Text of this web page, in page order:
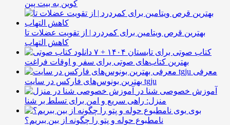
کوین به بیت پین
بهترین قرص ویتامین برای کمردرد | از تقویت عضلات تا
کاهش التهاب
۷ کتاب صوتی برای تابستان ۱۴۰۴ +
بهترین کتاب‌های صوتی برای سفر و اوقات فراغت
معرفی
بهترین بونوس‌های فارکس در سایت tgju
آموزش خصوصی شنا در
منزل: راهی سریع و امن برای تسلط بر شنا
بوی
نامطبوع حوله و پتو را چگونه از بین ببریم؟